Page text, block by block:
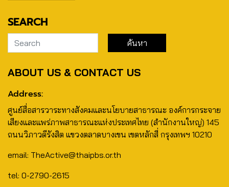
SEARCH
ABOUT US & CONTACT US
Address:
ศูนย์สื่อสารวาระทางสังคมและนโยบายสาธารณะ องค์การกระจาย
เสียงและแพร่ภาพสาธารณะแห่งประเทศไทย (สำนักงานใหญ่) 145
ถนนวิภาวดีรังสิต แขวงตลาดบางเขน เขตหลักสี่ กรุงเทพฯ 10210
email: TheActive@thaipbs.or.th
tel: 0-2790-2615